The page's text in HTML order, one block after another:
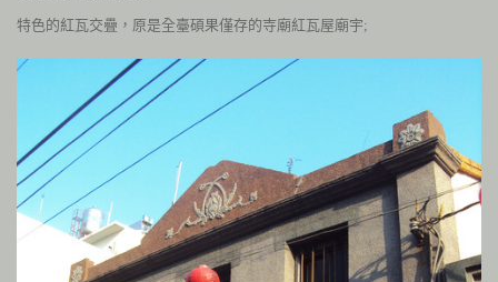
特色的紅瓦交疊，原是全臺碩果僅存的寺廟紅瓦屋廟宇;